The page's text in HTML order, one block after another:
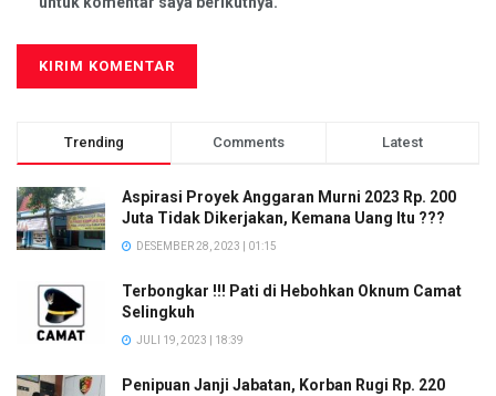
Trending Comments Latest
Aspirasi Proyek Anggaran Murni 2023 Rp. 200
Juta Tidak Dikerjakan, Kemana Uang Itu ???
DESEMBER 28, 2023 | 01:15
Terbongkar !!! Pati di Hebohkan Oknum Camat
Selingkuh
JULI 19, 2023 | 18:39
Penipuan Janji Jabatan, Korban Rugi Rp. 220